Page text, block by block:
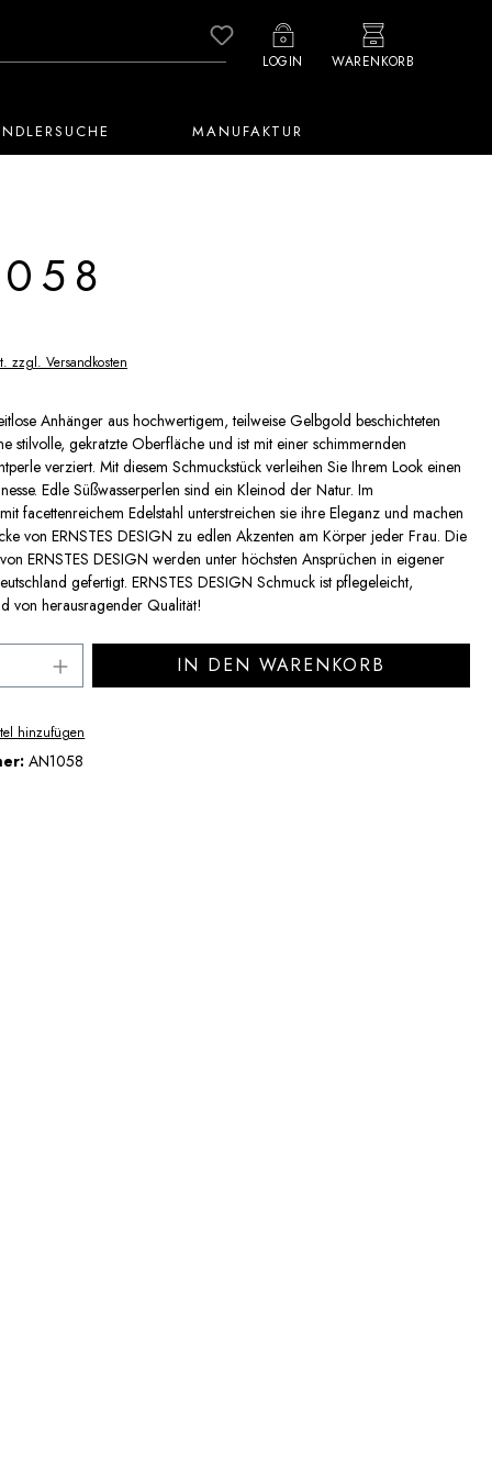
Du hast 0 Produkte auf dem
LOGIN WARENKORB
MANUFAKTUR
zzgl. Versandkosten
Anhänger aus hochwertigem, teilweise Gelbgold beschichteten
stilvolle, gekratzte Oberfläche und ist mit einer schimmernden
verziert. Mit diesem Schmuckstück verleihen Sie Ihrem Look einen
Edle Süßwasserperlen sind ein Kleinod der Natur. Im
facettenreichem Edelstahl unterstreichen sie ihre Eleganz und machen
von ERNSTES DESIGN zu edlen Akzenten am Körper jeder Frau. Die
ERNSTES DESIGN werden unter höchsten Ansprüchen in eigener
gefertigt. ERNSTES DESIGN Schmuck ist pflegeleicht,
von herausragender Qualität!
Gib den gewünschten Wert ein
IN DEN WARENKORB
hinzufügen
AN1058